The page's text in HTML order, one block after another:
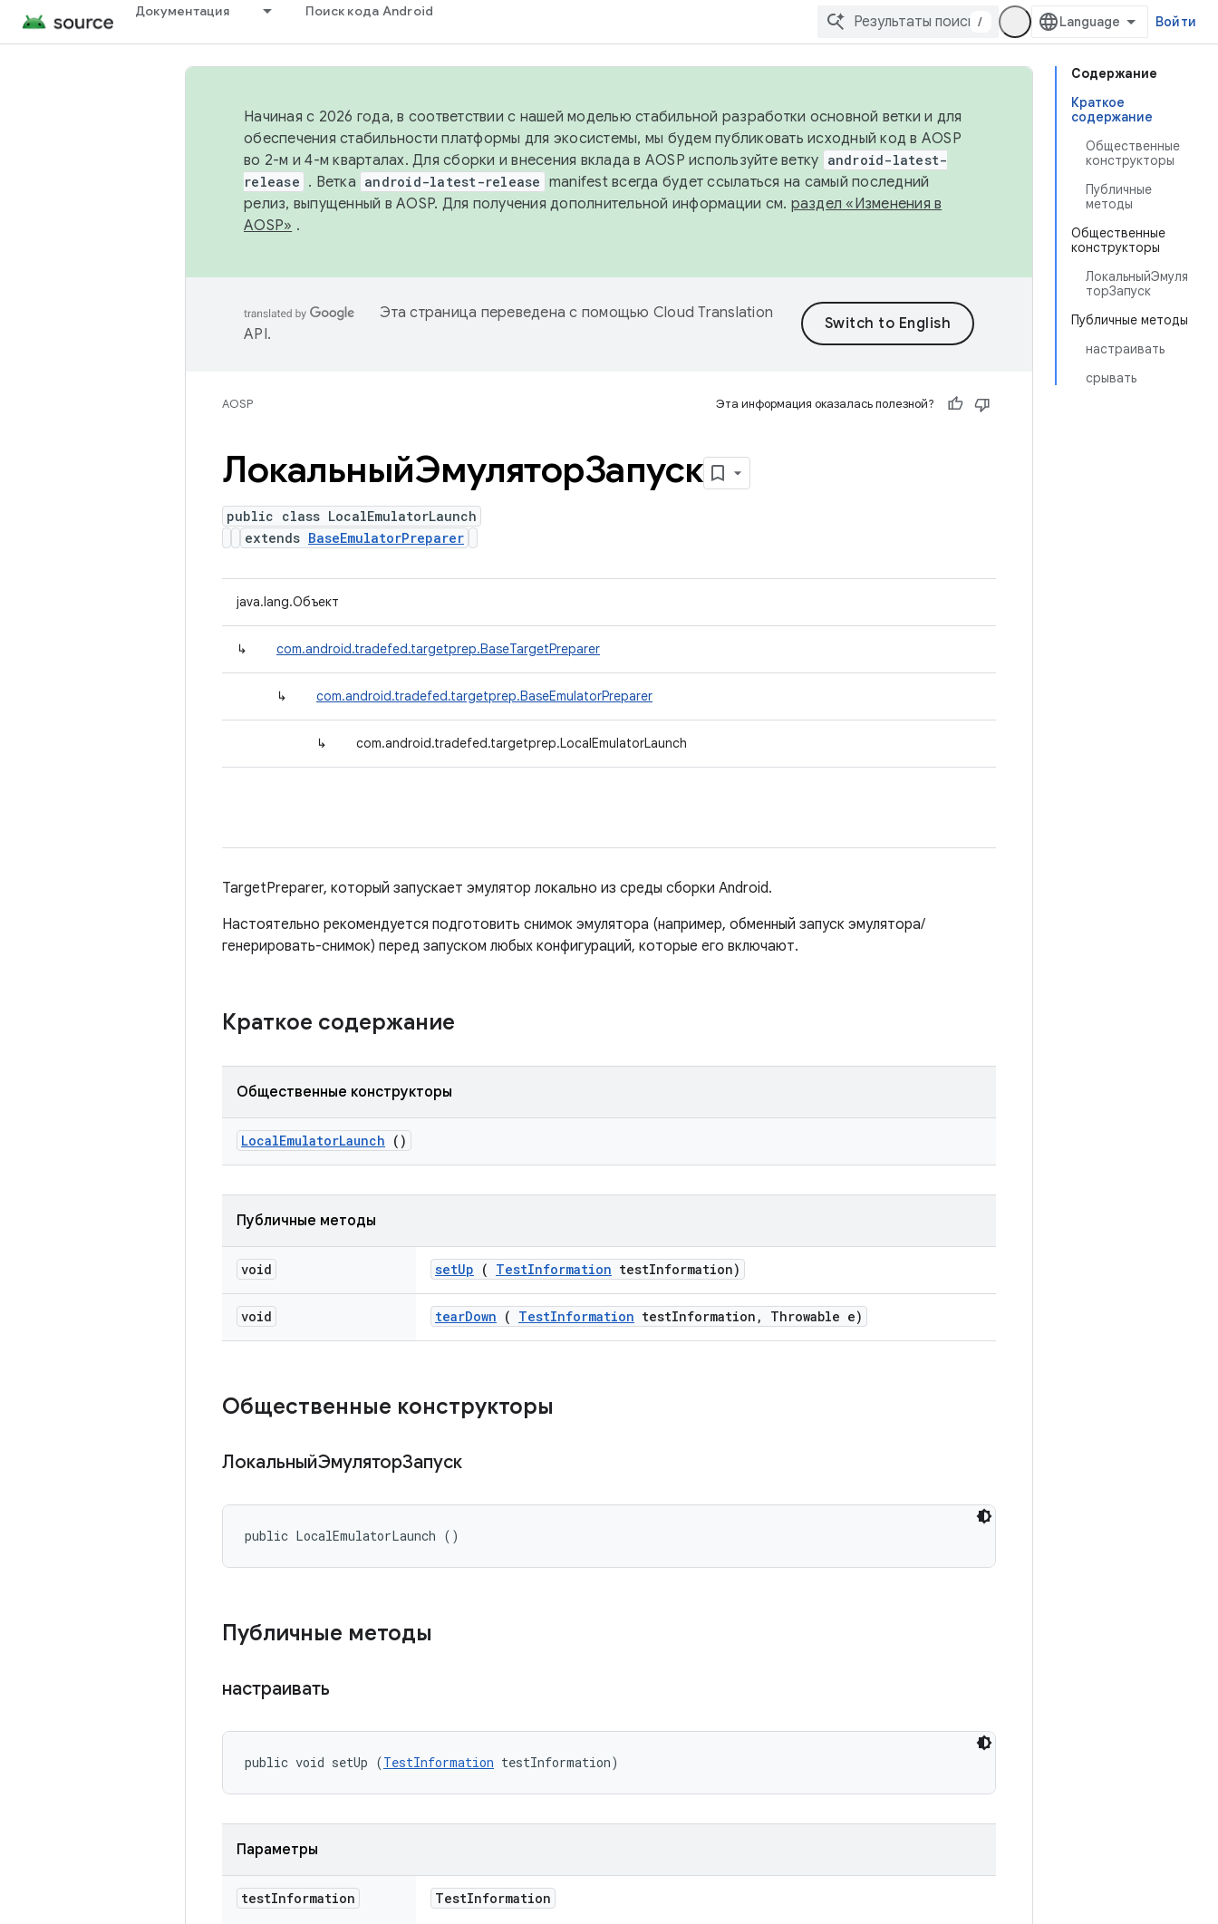
Документация Поиск кода Android
/ Войти
Содержание
Краткое
содержание
Общественные
конструкторы
Публичные
методы
Общественные
конструкторы
ЛокальныйЭмуля
торЗапуск
Публичные методы
настраивать
срывать
Начиная с 2026 года, в соответствии с нашей моделью стабильной разработки основной ветки и для
обеспечения стабильности платформы для экосистемы, мы будем публиковать исходный код в AOSP
во 2-м и 4-м кварталах. Для сборки и внесения вклада в AOSP используйте ветку android-latest-
release . Ветка android-latest-release manifest всегда будет ссылаться на самый последний
релиз, выпущенный в AOSP. Для получения дополнительной информации см. раздел «Изменения в
AOSP» .
Эта страница переведена с помощью Cloud Translation
API.
AOSP Эта информация оказалась полезной?
ЛокальныйЭмуляторЗапуск
public class LocalEmulatorLaunch
extends BaseEmulatorPreparer
java.lang.Объект
↳ com.android.tradefed.targetprep.BaseTargetPreparer
↳ com.android.tradefed.targetprep.BaseEmulatorPreparer
↳ com.android.tradefed.targetprep.LocalEmulatorLaunch
TargetPreparer, который запускает эмулятор локально из среды сборки Android.
Настоятельно рекомендуется подготовить снимок эмулятора (например, обменный запуск эмулятора/
генерировать-снимок) перед запуском любых конфигураций, которые его включают.
Краткое содержание
Общественные конструкторы
LocalEmulatorLaunch ()
Публичные методы
void setUp ( TestInformation testInformation)
void tearDown ( TestInformation testInformation , Throwable e)
Общественные конструкторы
ЛокальныйЭмуляторЗапуск
public LocalEmulatorLaunch ()
Публичные методы
настраивать
public void setUp (TestInformation testInformation)
Параметры
testInformation TestInformation